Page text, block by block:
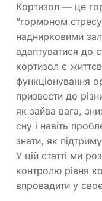
Кортизол — це
“гормоном
наднирковими
адаптуватися до
кортизол є
функціонування
призвести до
як зайва вага,
сну і навіть
знати, як
У цій статті ми
контролю рівня
впровадити у